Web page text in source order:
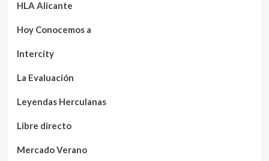
HLA Alicante
Hoy Conocemos a
Intercity
La Evaluación
Leyendas Herculanas
Libre directo
Mercado Verano